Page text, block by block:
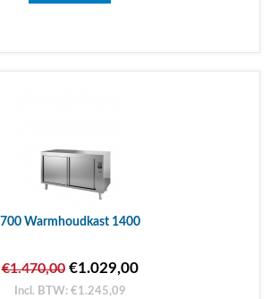
700 Warmhoudkast 1400
€1.470,00€1.029,00
Incl. BTW: €1.245,09